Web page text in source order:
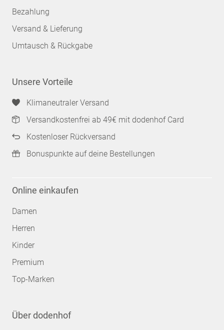
Bezahlung
Versand & Lieferung
Umtausch & Rückgabe
Unsere Vorteile
Klimaneutraler Versand
Versandkostenfrei ab 49€ mit dodenhof Card
Kostenloser Rückversand
Bonuspunkte auf deine Bestellungen
Online einkaufen
Damen
Herren
Kinder
Premium
Top-Marken
Über dodenhof